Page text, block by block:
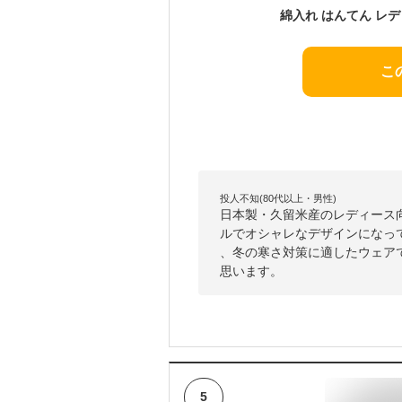
こ
投人不知(80代以上・男性)
日本製・久留米産のレディー
ルでオシャレなデザインにな
、冬の寒さ対策に適したウェ
思います。
5